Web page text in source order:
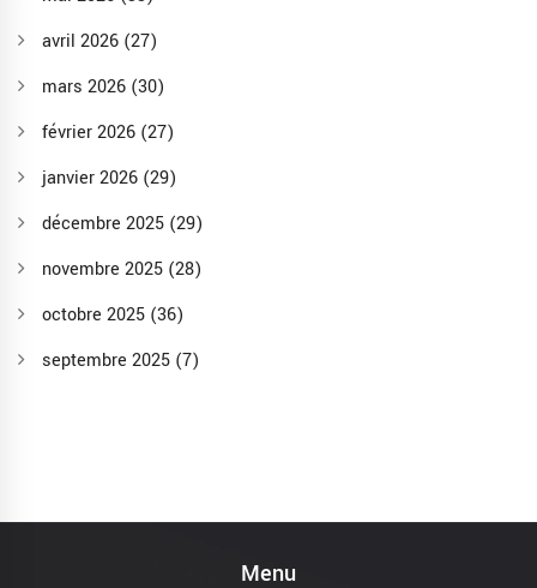
avril 2026 (27)
mars 2026 (30)
février 2026 (27)
janvier 2026 (29)
décembre 2025 (29)
novembre 2025 (28)
octobre 2025 (36)
septembre 2025 (7)
Menu